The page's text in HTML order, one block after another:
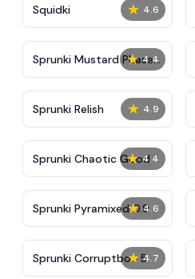
★ 4.6
Squidki
★ 4.4
Sprunki Mustard Phase
2
★ 4.9
Sprunki Relish
★ 4.4
Sprunki Chaotic Good
★ 4.6
Sprunki Pyramixed 0.9
★ 4.7
Sprunki Corruptbox 5